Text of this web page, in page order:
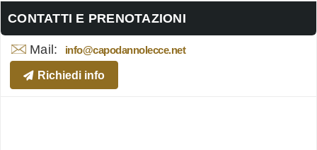
CONTATTI E PRENOTAZIONI
Mail: info@capodannolecce.net
Richiedi info